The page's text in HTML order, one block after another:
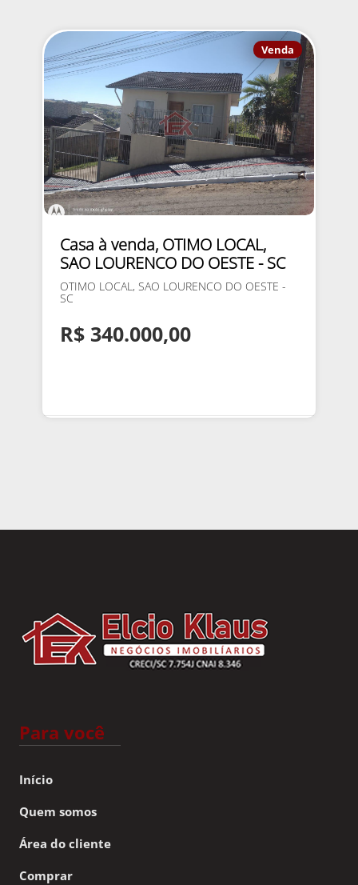
Venda
Casa à venda, OTIMO LOCAL,
SAO LOURENCO DO OESTE - SC
OTIMO LOCAL, SAO LOURENCO DO OESTE -
SC
R$ 340.000,00
Para você
Início
Quem somos
Área do cliente
Comprar